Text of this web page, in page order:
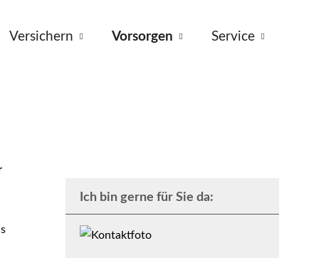
Versichern Vorsorgen Service
Ich bin gerne für Sie da: